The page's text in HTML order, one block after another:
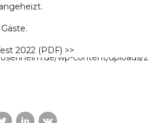
angeheizt.
2022 (PDF) >>